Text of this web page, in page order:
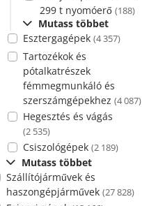
299 t nyomóerő (188)
Mutass többet
Esztergagépek (4 357)
Tartozékok és
pótalkatrészek
fémmegmunkáló és
szerszámgépekhez (4 087)
Hegesztés és vágás
(2 535)
Csiszológépek (2 189)
Mutass többet
Szállítójárművek és
haszongépjárművek (27 828)